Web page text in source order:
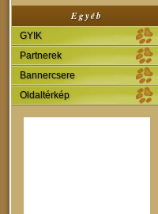
Egyéb
GYIK
Partnerek
Bannercsere
Oldaltérkép